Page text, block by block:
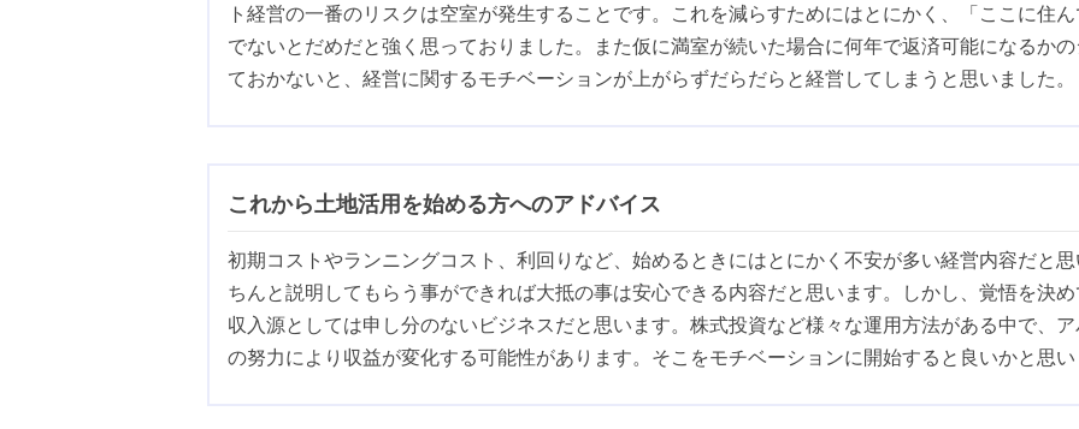
ト経営の一番のリスクは空室が発生することです。これを減らすためにはとにかく、「ここに住
でないとだめだと強く思っておりました。また仮に満室が続いた場合に何年で返済可能になるか
ておかないと、経営に関するモチベーションが上がらずだらだらと経営してしまうと思いました。
これから土地活用を始める方へのアドバイス
初期コストやランニングコスト、利回りなど、始めるときにはとにかく不安が多い経営内容だと
ちんと説明してもらう事ができれば大抵の事は安心できる内容だと思います。しかし、覚悟を決
収入源としては申し分のないビジネスだと思います。株式投資など様々な運用方法がある中で、
の努力により収益が変化する可能性があります。そこをモチベーションに開始すると良いかと思